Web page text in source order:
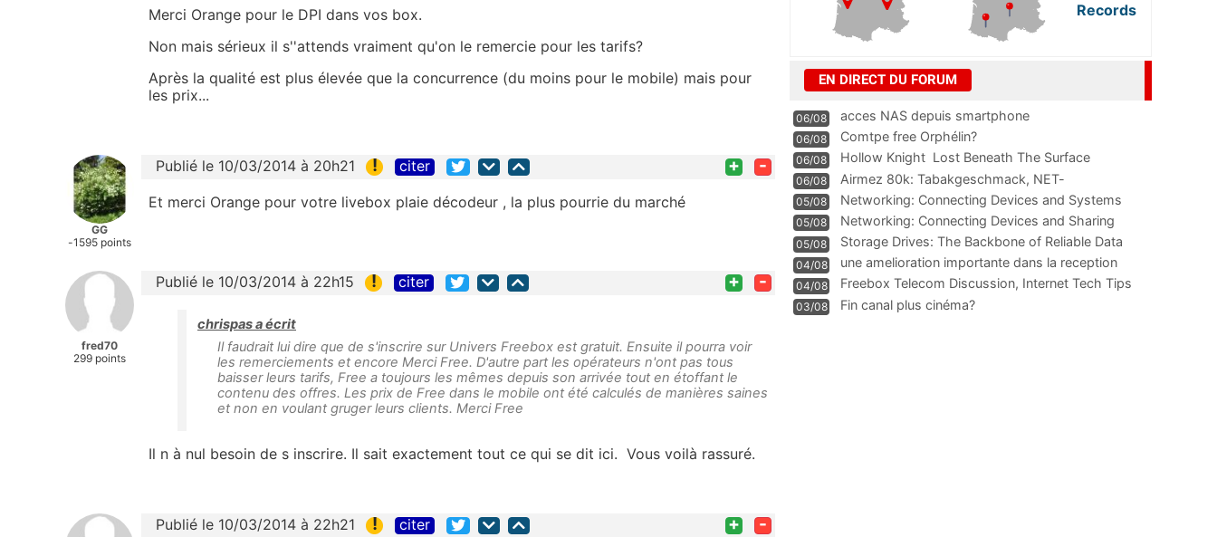
Merci Orange pour le DPI dans vos box.
Non mais sérieux il s''attends vraiment qu'on le remercie pour les tarifs?
Après la qualité est plus élevée que la concurrence (du moins pour le mobile) mais pour
les prix...
GG
-1595 points
Publié le 10/03/2014 à 20h21 ! citer + -
Et merci Orange pour votre livebox plaie décodeur , la plus pourrie du marché
fred70
299 points
Publié le 10/03/2014 à 22h15 ! citer + -
chrispas a écrit
Il faudrait lui dire que de s'inscrire sur Univers Freebox est gratuit. Ensuite il pourra voir
les remerciements et encore Merci Free. D'autre part les opérateurs n'ont pas tous
baisser leurs tarifs, Free a toujours les mêmes depuis son arrivée tout en étoffant le
contenu des offres. Les prix de Free dans le mobile ont été calculés de manières saines
et non en voulant gruger leurs clients. Merci Free
Il n à nul besoin de s inscrire. Il sait exactement tout ce qui se dit ici. Vous voilà rassuré.
Publié le 10/03/2014 à 22h21 ! citer + -
Records
EN DIRECT DU FORUM
06/08 acces NAS depuis smartphone
06/08 Comtpe free Orphélin?
06/08 Hollow Knight  Lost Beneath The Surface
06/08
Airmez 80k: Tabakgeschmack, NET-
Technologie und Leistung im
05/08 Networking: Connecting Devices and Systems
05/08
Networking: Connecting Devices and Sharing
Information
05/08
Storage Drives: The Backbone of Reliable Data
Management
04/08
une amelioration importante dans la reception
WIFI
04/08
Freebox Telecom Discussion, Internet Tech Tips
Communi
03/08 Fin canal plus cinéma?